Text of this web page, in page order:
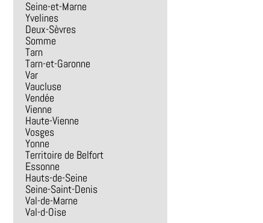
Seine-et-Marne
Yvelines
Deux-Sèvres
Somme
Tarn
Tarn-et-Garonne
Var
Vaucluse
Vendée
Vienne
Haute-Vienne
Vosges
Yonne
Territoire de Belfort
Essonne
Hauts-de-Seine
Seine-Saint-Denis
Val-de-Marne
Val-d-Oise